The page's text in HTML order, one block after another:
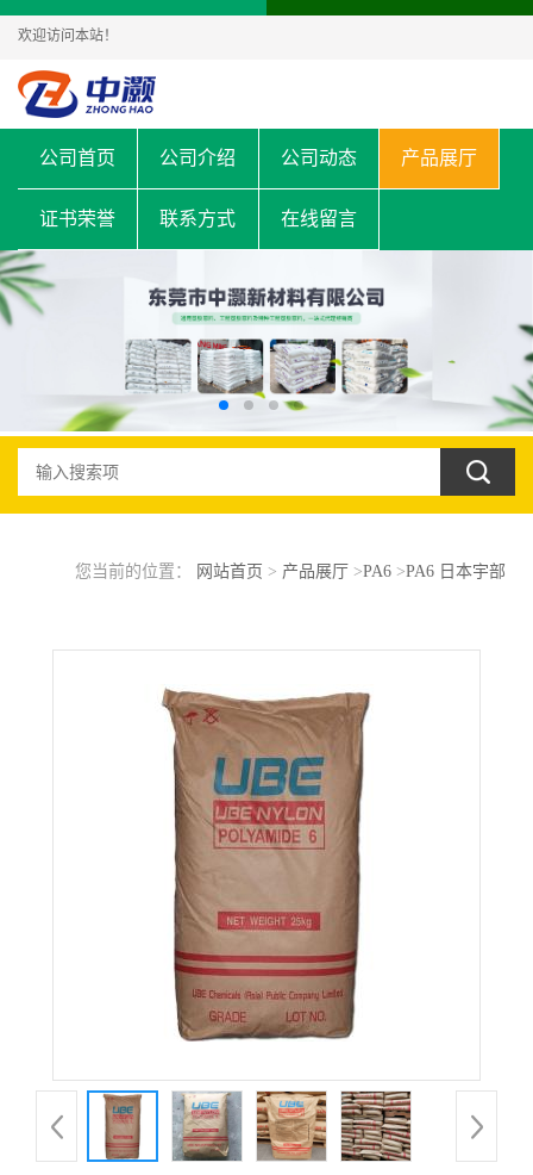
欢迎访问本站！
公司首页 公司介绍 公司动态 产品展厅
证书荣誉 联系方式 在线留言
您当前的位置： 网站首页 > 产品展厅>PA6>PA6 日本宇部